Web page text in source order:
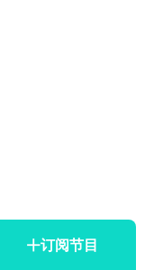
订阅节目